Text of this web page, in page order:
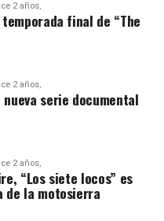
2 años,
final de “The
2 años,
nueva serie documental
2 años,
“Los siete locos” es
de la motosierra